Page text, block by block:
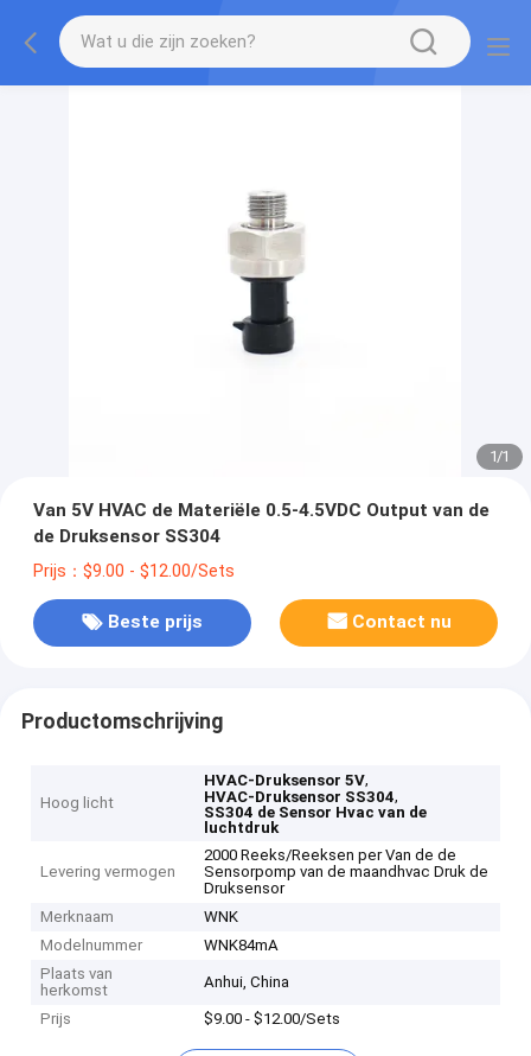
1/1
Van 5V HVAC de Materiële 0.5-4.5VDC Output van de
de Druksensor SS304
Prijs：$9.00 - $12.00/Sets
Beste prijs Contact nu
Productomschrijving
Hoog licht
HVAC-Druksensor 5V,
HVAC-Druksensor SS304,
SS304 de Sensor Hvac van de
luchtdruk
Levering vermogen
2000 Reeks/Reeksen per Van de de
Sensorpomp van de maandhvac Druk de
Druksensor
Merknaam
WNK
Modelnummer
WNK84mA
Plaats van
herkomst
Anhui, China
Prijs $9.00 - $12.00/Sets